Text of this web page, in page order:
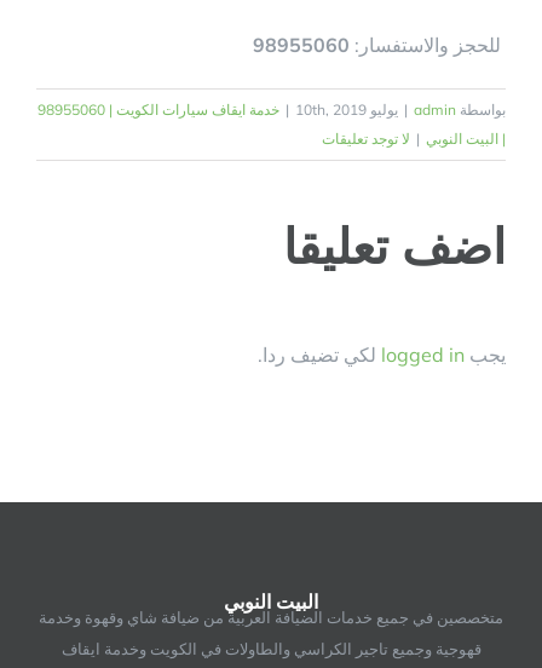
للحجز والاستفسار: 98955060
بواسطة admin
| يوليو 10th, 2019 |
خدمة ايقاف سيارات الكويت | 98955060
| البيت النوبي | لا توجد تعليقات
اضف تعليقا
يجب logged in لكي تضيف ردا.
البيت النوبي
متخصصين في جميع خدمات الضيافة العربية من ضيافة شاي وقهوة وخدمة
قهوجية وجميع تاجير الكراسي والطاولات في الكويت وخدمة ايقاف